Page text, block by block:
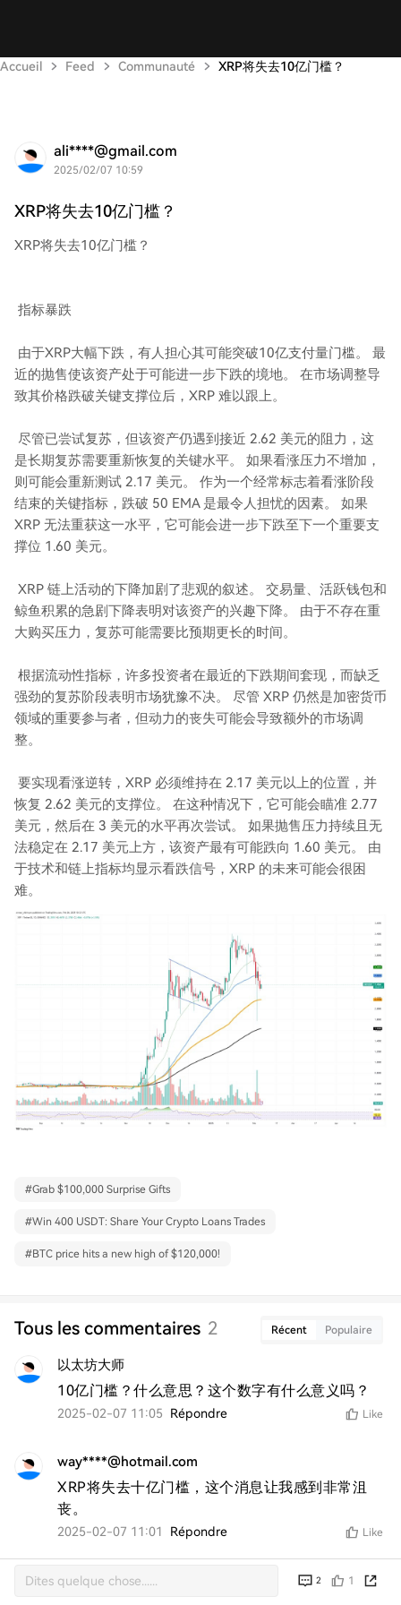
Accueil Feed Communauté XRP将失去10亿门槛？
ali****@gmail.com
2025/02/07 10:59
XRP将失去10亿门槛？
XRP将失去10亿门槛？
指标暴跌
由于XRP大幅下跌，有人担心其可能突破10亿支付量门槛。 最
近的抛售使该资产处于可能进一步下跌的境地。 在市场调整导
致其价格跌破关键支撑位后，XRP 难以跟上。
尽管已尝试复苏，但该资产仍遇到接近 2.62 美元的阻力，这
是长期复苏需要重新恢复的关键水平。 如果看涨压力不增加，
则可能会重新测试 2.17 美元。 作为一个经常标志着看涨阶段
结束的关键指标，跌破 50 EMA 是最令人担忧的因素。 如果
XRP 无法重获这一水平，它可能会进一步下跌至下一个重要支
撑位 1.60 美元。
XRP 链上活动的下降加剧了悲观的叙述。 交易量、活跃钱包和
鲸鱼积累的急剧下降表明对该资产的兴趣下降。 由于不存在重
大购买压力，复苏可能需要比预期更长的时间。
根据流动性指标，许多投资者在最近的下跌期间套现，而缺乏
强劲的复苏阶段表明市场犹豫不决。 尽管 XRP 仍然是加密货币
领域的重要参与者，但动力的丧失可能会导致额外的市场调
整。
要实现看涨逆转，XRP 必须维持在 2.17 美元以上的位置，并
恢复 2.62 美元的支撑位。 在这种情况下，它可能会瞄准 2.77
美元，然后在 3 美元的水平再次尝试。 如果抛售压力持续且无
法稳定在 2.17 美元上方，该资产最有可能跌向 1.60 美元。 由
于技术和链上指标均显示看跌信号，XRP 的未来可能会很困
难。
#Grab $100,000 Surprise Gifts
#Win 400 USDT: Share Your Crypto Loans Trades
#BTC price hits a new high of $120,000!
Tous les commentaires 2 Récent Populaire
以太坊大师
10亿门槛？什么意思？这个数字有什么意义吗？
2025-02-07 11:05 Répondre Like
way****@hotmail.com
XRP将失去十亿门槛，这个消息让我感到非常沮
丧。
2025-02-07 11:01 Répondre Like
2 1